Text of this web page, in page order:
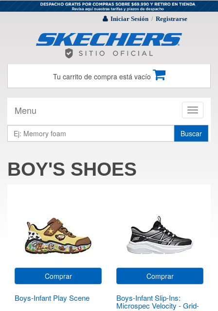
Iniciar Sesión / Registrarse
Tu carrito de compra está vacío
Toggle
Menu
Buscar
BOY'S SHOES
Comprar
Boys-Infant Play Scene
Comprar
Boys-Infant Slip-Ins:
Microspec Velocity - Grid-